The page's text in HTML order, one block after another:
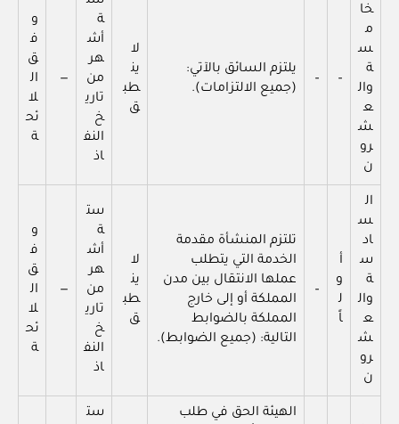
خا
م
س
ة
وال
ع
ش
رو
ن
–
–
يلتزم السائق بالآتي:
(جميع الالتزامات).
لا
ين
طب
ق
ة
أش
هر
من
تاري
خ
النف
اذ
—
و
ف
ق
ال
لا
ئح
ة
ال
س
اد
س
ة
وال
ع
ش
رو
ن
أ
و
ل
اً
–
تلتزم المنشأة مقدمة
الخدمة التي يتطلب
عملها الانتقال بين مدن
المملكة أو إلى خارج
المملكة بالضوابط
التالية: (جميع الضوابط).
لا
ين
طب
ق
ست
ة
أش
هر
من
تاري
خ
النف
اذ
—
و
ف
ق
ال
لا
ئح
ة
الهيئة الحق في طلب
ست